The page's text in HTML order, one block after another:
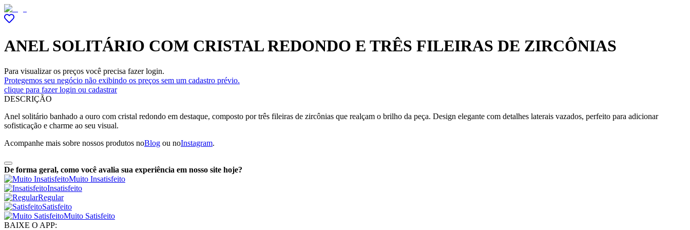
ANEL SOLITÁRIO COM CRISTAL REDONDO E TRÊS FILEIRAS DE ZIRCÔNIAS
Para visualizar os preços você precisa fazer login.
Protegemos seu negócio não exibindo os preços sem um cadastro prévio.
clique para fazer login ou cadastrar
DESCRIÇÃO
Anel solitário banhado a ouro com cristal redondo em destaque, composto por três fileiras de zircônias que realçam o brilho da peça. Design elegante com detalhes laterais vazados, perfeito para adicionar
sofisticação e charme ao seu visual.
Acompanhe mais sobre nossos produtos noBlog ou noInstagram.
De forma geral, como você avalia sua experiência em nosso site hoje?
Muito Insatisfeito
Insatisfeito
Regular
Satisfeito
Muito Satisfeito
BAIXE O APP: